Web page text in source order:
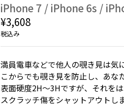
iPhone 7 / iPhone 6s /
¥3,608
税込み
満員電車などで他人の覗き見は気
こからでも覗き見を防止し、あな
表面硬度2H～3Hですが、それを
スクラッチ傷をシャットアウトし